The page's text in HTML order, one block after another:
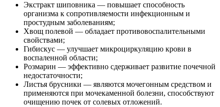
Экстракт шиповника — повышает способность
организма к сопротивляемости инфекционным и
простудным заболеваниям;
Хвощ полевой — обладает противовоспалительными
свойствами;
Гибискус — улучшает микроциркуляцию крови в
воспаленной области;
Розмарин — эффективно сдерживает развитие почечной
недостаточности;
Листья брусники — являются мочегонным средством и
применяются при мочекаменной болезни, способствуют
очищению почек от солевых отложений.